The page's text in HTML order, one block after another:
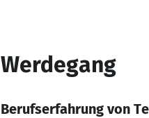
Werdegang
Berufserfahrung von